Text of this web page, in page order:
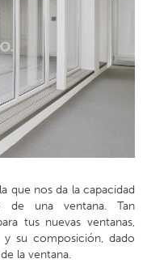
que nos da la capacidad
de una ventana. Tan
tus nuevas ventanas,
su composición, dado
la ventana.